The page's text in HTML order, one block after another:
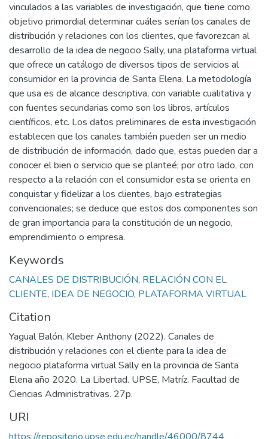
vinculados a las variables de investigación, que tiene como
objetivo primordial determinar cuáles serían los canales de
distribución y relaciones con los clientes, que favorezcan al
desarrollo de la idea de negocio Sally, una plataforma virtual
que ofrece un catálogo de diversos tipos de servicios al
consumidor en la provincia de Santa Elena. La metodología
que usa es de alcance descriptiva, con variable cualitativa y
con fuentes secundarias como son los libros, artículos
científicos, etc. Los datos preliminares de esta investigación
establecen que los canales también pueden ser un medio
de distribución de información, dado que, estas pueden dar a
conocer el bien o servicio que se planteé; por otro lado, con
respecto a la relación con el consumidor esta se orienta en
conquistar y fidelizar a los clientes, bajo estrategias
convencionales; se deduce que estos dos componentes son
de gran importancia para la constitución de un negocio,
emprendimiento o empresa.
Keywords
CANALES DE DISTRIBUCIÓN, RELACIÓN CON EL
CLIENTE, IDEA DE NEGOCIO, PLATAFORMA VIRTUAL
Citation
Yagual Balón, Kleber Anthony (2022). Canales de
distribución y relaciones con el cliente para la idea de
negocio plataforma virtual Sally en la provincia de Santa
Elena año 2020. La Libertad. UPSE, Matríz. Facultad de
Ciencias Administrativas. 27p.
URI